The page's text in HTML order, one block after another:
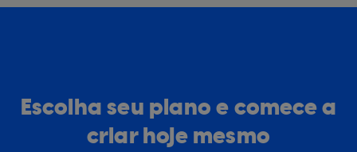
Escolha seu plano e comece a
criar hoje mesmo